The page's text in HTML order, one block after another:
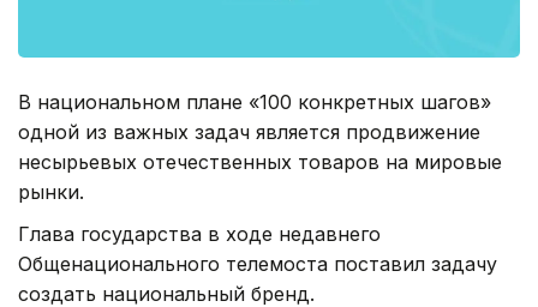
В национальном плане «100 конкретных шагов»
одной из важных задач является продвижение
несырьевых отечественных товаров на мировые
рынки.
Глава государства в ходе недавнего
Общенационального телемоста поставил задачу
создать национальный бренд.